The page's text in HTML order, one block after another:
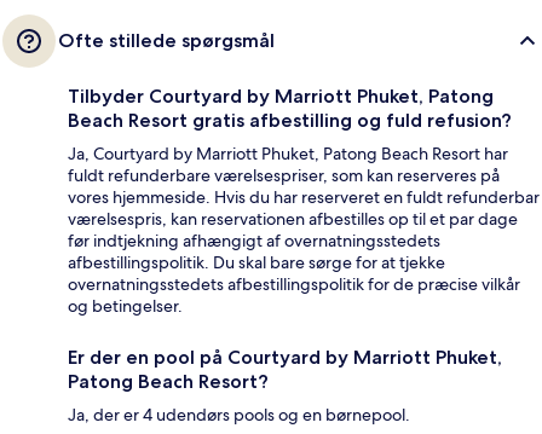
Ofte stillede spørgsmål
Tilbyder Courtyard by Marriott Phuket, Patong
Beach Resort gratis afbestilling og fuld refusion?
Ja, Courtyard by Marriott Phuket, Patong Beach Resort har
fuldt refunderbare værelsespriser, som kan reserveres på
vores hjemmeside. Hvis du har reserveret en fuldt refunderbar
værelsespris, kan reservationen afbestilles op til et par dage
før indtjekning afhængigt af overnatningsstedets
afbestillingspolitik. Du skal bare sørge for at tjekke
overnatningsstedets afbestillingspolitik for de præcise vilkår
og betingelser.
Er der en pool på Courtyard by Marriott Phuket,
Patong Beach Resort?
Ja, der er 4 udendørs pools og en børnepool.